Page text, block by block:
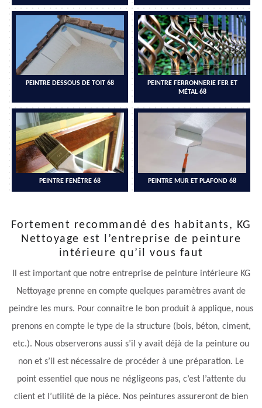
PEINTRE DESSOUS DE TOIT 68
PEINTRE FERRONNERIE FER ET
MÉTAL 68
PEINTRE FENÊTRE 68 PEINTRE MUR ET PLAFOND 68
Fortement recommandé des habitants, KG
Nettoyage est l’entreprise de peinture
intérieure qu’il vous faut
Il est important que notre entreprise de peinture intérieure KG
Nettoyage prenne en compte quelques paramètres avant de
peindre les murs. Pour connaitre le bon produit à applique, nous
prenons en compte le type de la structure (bois, béton, ciment,
etc.). Nous observerons aussi s’il y avait déjà de la peinture ou
non et s’il est nécessaire de procéder à une préparation. Le
point essentiel que nous ne négligeons pas, c’est l’attente du
client et l’utilité de la pièce. Nos peintures assureront de bien